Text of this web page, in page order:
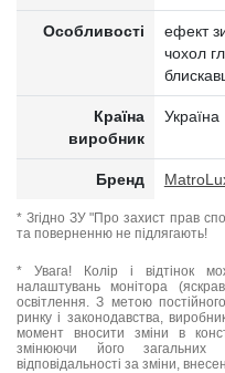
Особливості
ефект
чохол
Країна
виробник
Україна
Бренд
* Згідно ЗУ "Про захист прав
та поверненню не підлягають!
* Увага! Колір і відтінок
налаштувань монітора
освітлення. З метою
ринку і законодавства,
момент вносити зміни в
змінюючи його загальних
відповідальності за зміни,